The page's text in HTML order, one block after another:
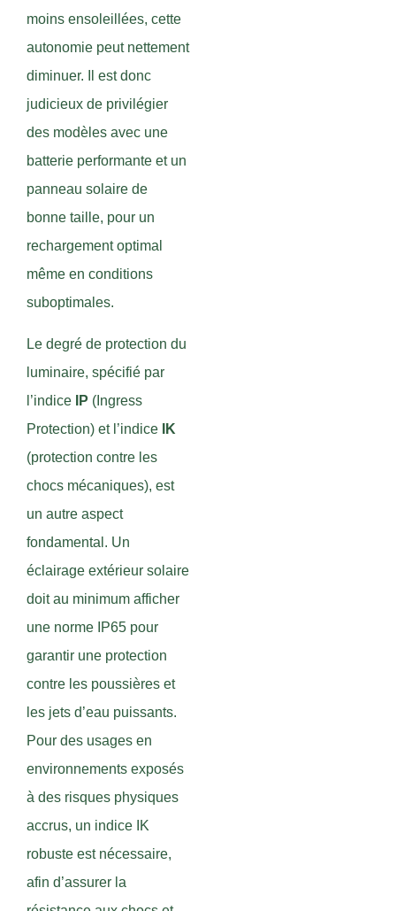
moins ensoleillées, cette
autonomie peut nettement
diminuer. Il est donc
judicieux de privilégier
des modèles avec une
batterie performante et un
panneau solaire de
bonne taille, pour un
rechargement optimal
même en conditions
suboptimales.
Le degré de protection du
luminaire, spécifié par
l’indice
IP (Ingress
Protection) et l’indice
IK
(protection contre les
chocs mécaniques), est
un autre aspect
fondamental. Un
éclairage extérieur solaire
doit au minimum afficher
une norme IP65 pour
garantir une protection
contre les poussières et
les jets d’eau puissants.
Pour des usages en
environnements exposés
à des risques physiques
accrus, un indice IK
robuste est nécessaire,
afin d’assurer la